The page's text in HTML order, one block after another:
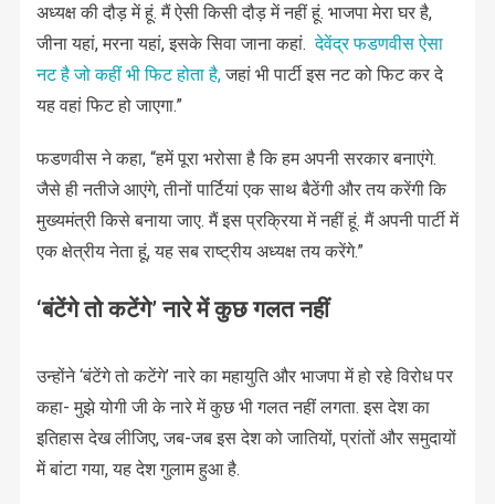
अध्यक्ष की दौड़ में हूं. मैं ऐसी किसी दौड़ में नहीं हूं. भाजपा मेरा घर है,
जीना यहां, मरना यहां, इसके सिवा जाना कहां.देवेंद्र फडणवीस ऐसा
नट है जो कहीं भी फिट होता है,जहां भी पार्टी इस नट को फिट कर दे
यह वहां फिट हो जाएगा.”
फडणवीस ने कहा, “हमें पूरा भरोसा है कि हम अपनी सरकार बनाएंगे.
जैसे ही नतीजे आएंगे, तीनों पार्टियां एक साथ बैठेंगी और तय करेंगी कि
मुख्यमंत्री किसे बनाया जाए. मैं इस प्रक्रिया में नहीं हूं. मैं अपनी पार्टी में
एक क्षेत्रीय नेता हूं, यह सब राष्ट्रीय अध्यक्ष तय करेंगे.”
‘बंटेंगे तो कटेंगे’ नारे में कुछ गलत नहीं
उन्होंने ‘बंटेंगे तो कटेंगे’ नारे का महायुति और भाजपा में हो रहे विरोध पर
कहा- मुझे योगी जी के नारे में कुछ भी गलत नहीं लगता. इस देश का
इतिहास देख लीजिए, जब-जब इस देश को जातियों, प्रांतों और समुदायों
में बांटा गया, यह देश गुलाम हुआ है.